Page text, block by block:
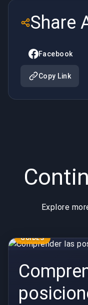
de Dota 2
Share
Facebook
Copy Link
Explore
GUIDES